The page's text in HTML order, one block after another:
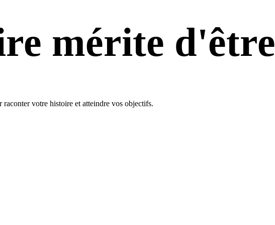
mérite d'être
votre histoire et atteindre vos objectifs.